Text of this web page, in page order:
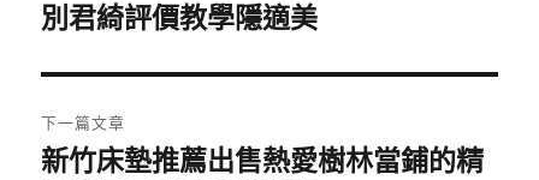
導
覽
一
文
章:
別君綺評價教學隱適美
下一篇文章
下
新竹床墊推薦出售熱愛樹林當鋪的精